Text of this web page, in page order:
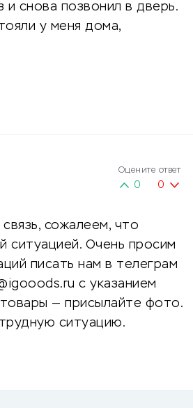
и снова позвонил в дверь.
у меня дома,
Оцените ответ
0 0
сожалеем, что
ситуацией. Очень просим
писать нам в телеграм
с указанием
— присылайте фото.
ситуацию.